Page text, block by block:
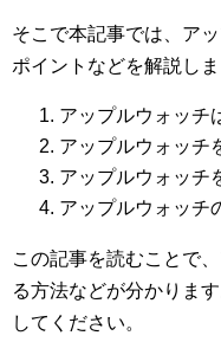
そこで本記事では、ア
ポイントなどを解説しま
アップルウォッチ
アップルウォッチ
アップルウォッチ
アップルウォッチ
この記事を読むことで
る方法などが分かりま
してください。